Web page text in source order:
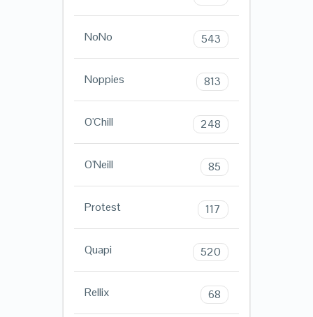
NoNo 543
Noppies 813
O'Chill 248
O'Neill 85
Protest 117
Quapi 520
Rellix 68